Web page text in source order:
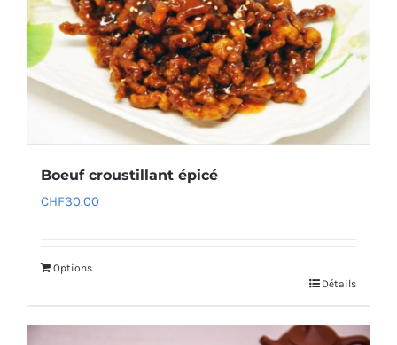
Boeuf croustillant épicé
CHF30.00
Options
Détails